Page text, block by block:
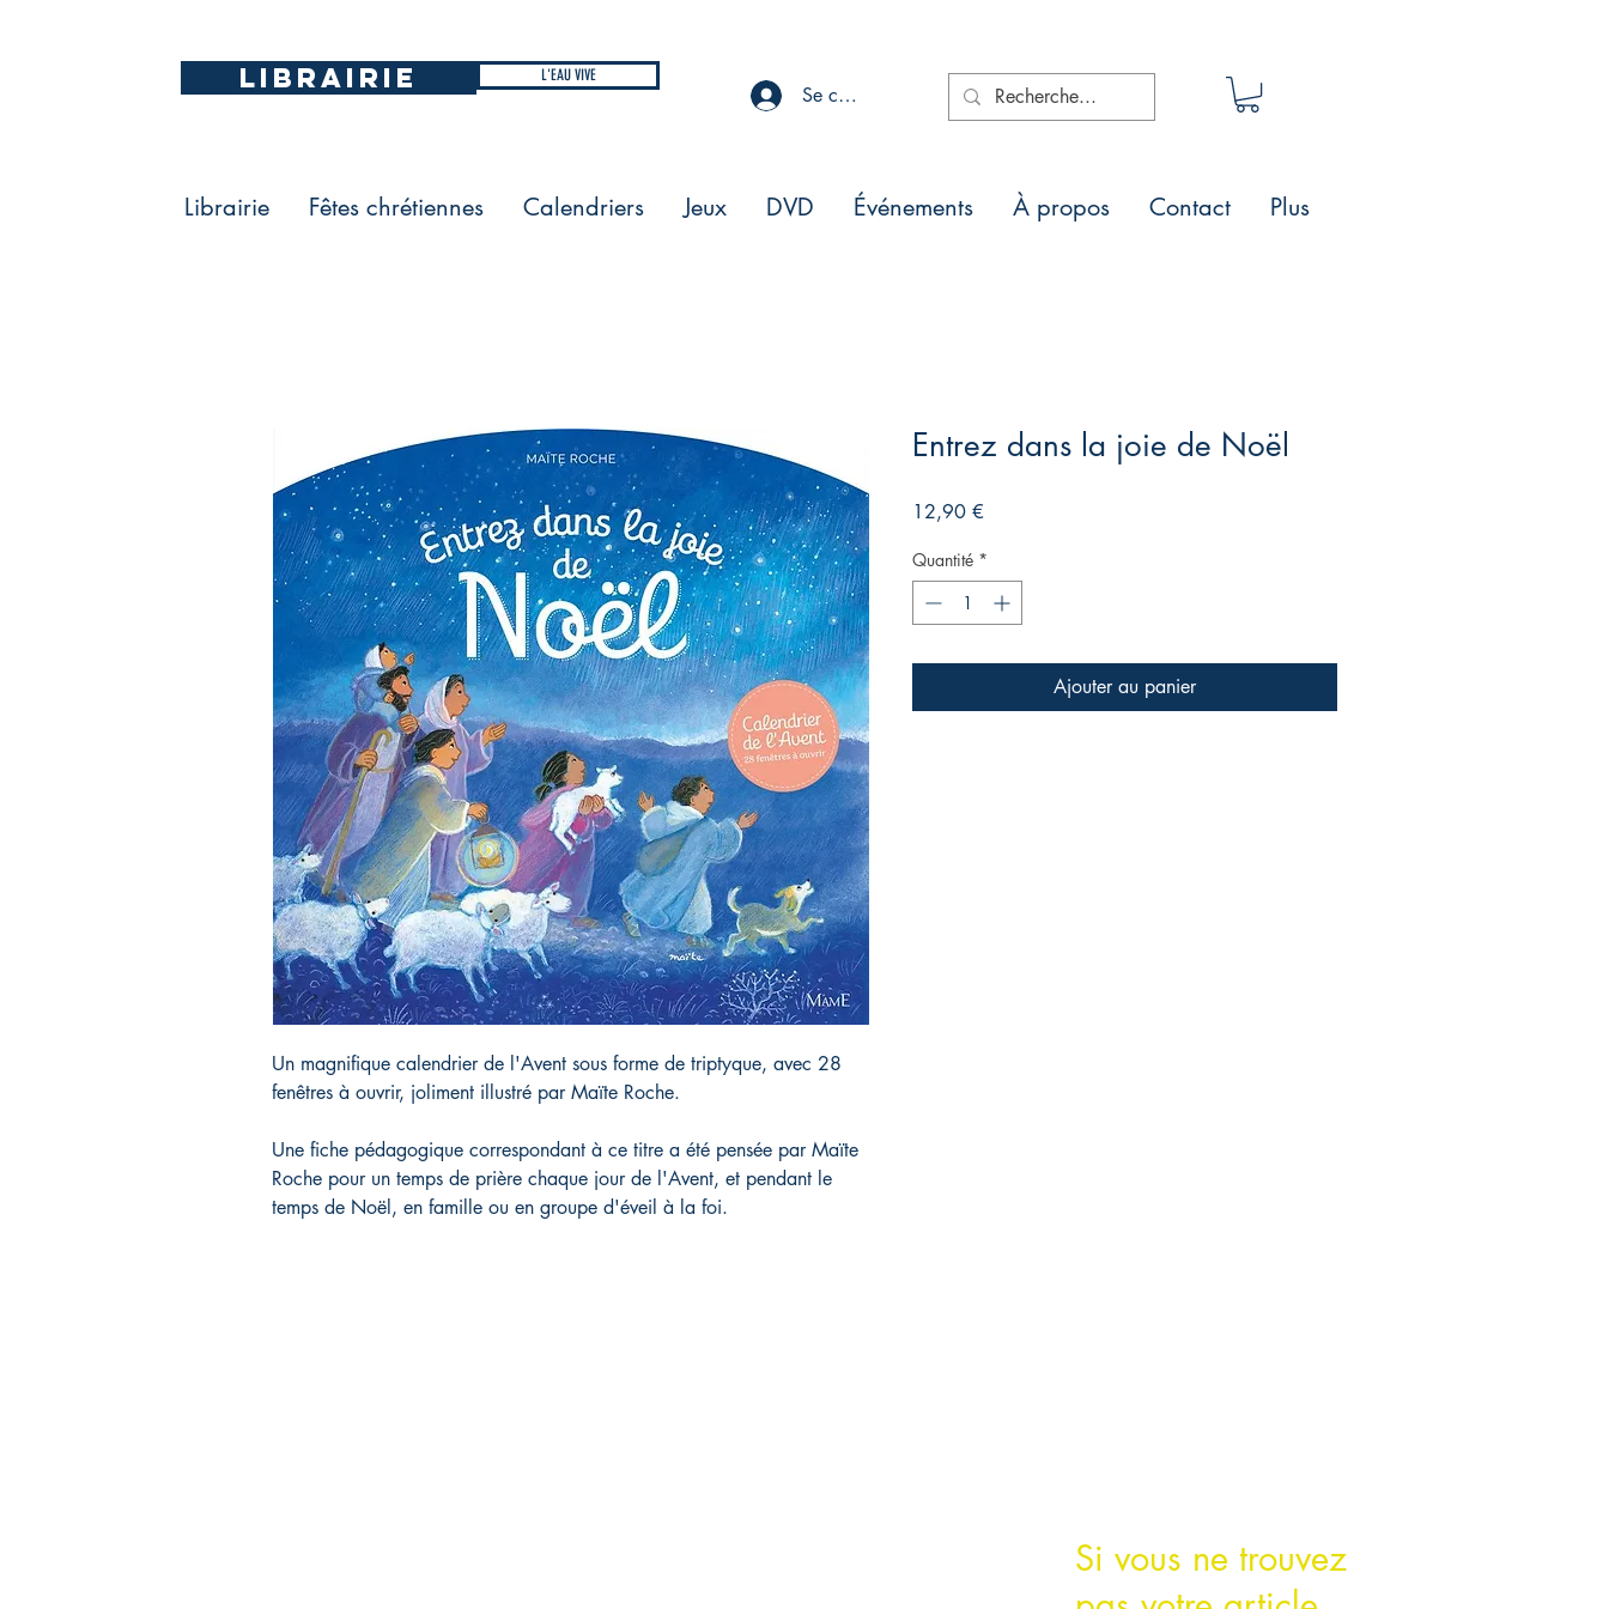
LIBRAIRIE L'EAU VIVE
Se connecter
Librairie Fêtes chrétiennes Calendriers Jeux DVD Événements À propos Contact Plus
Un magnifique calendrier de l'Avent sous forme de triptyque, avec 28
fenêtres à ouvrir, joliment illustré par Maïte Roche.
Une fiche pédagogique correspondant à ce titre a été pensée par Maïte
Roche pour un temps de prière chaque jour de l'Avent, et pendant le
temps de Noël, en famille ou en groupe d'éveil à la foi.
Entrez dans la joie de Noël
12,90 €Prix
Quantité *
Ajouter au panier
Si vous ne trouvez